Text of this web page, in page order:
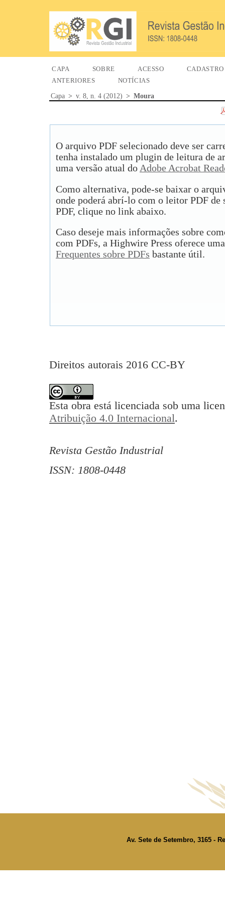
CAPA SOBRE ACESSO
CADASTRO
ANTERIORES
NOTÍCIAS
Capa > v. 8, n. 4 (2012) > Moura
O arquivo PDF selecionado deve ser
tenha instalado um plugin de leitura de
uma versão atual do Adobe Acrobat
Como alternativa, pode-se baixar o
onde poderá abrí-lo com o leitor PDF de
PDF, clique no link abaixo.
Caso deseje mais informações sobre
com PDFs, a Highwire Press oferece
Frequentes sobre PDFs bastante útil.
Direitos autorais 2016 CC-BY
Esta obra está licenciada sob uma
Atribuição 4.0 Internacional.
Revista Gestão Industrial
ISSN: 1808-0448
Av. Sete de Setembro, 3165 -